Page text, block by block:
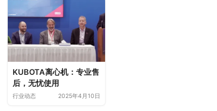
KUBOTA离心机：专业售
后，无忧使用
行业动态 2025年4月10日